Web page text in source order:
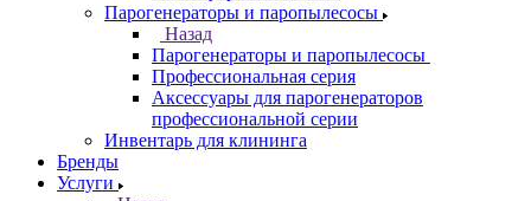
Парогенераторы и паропылесосы
Назад
Парогенераторы и паропылесосы
Профессиональная серия
Аксессуары для парогенераторов
профессиональной серии
Инвентарь для клининга
Бренды
Услуги